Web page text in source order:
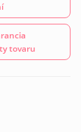
tovaru